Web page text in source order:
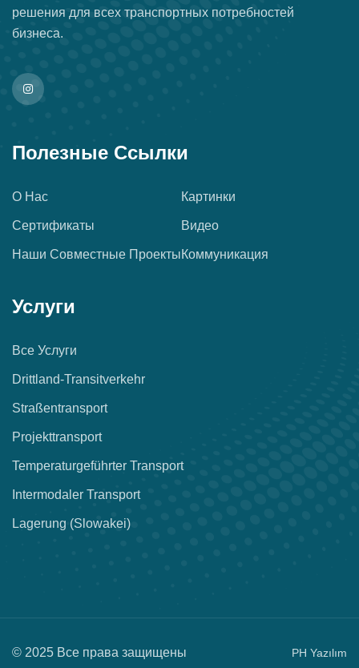
решения для всех транспортных потребностей
бизнеса.
Полезные Ссылки
О Нас
Сертификаты
Наши Совместные Проекты
Картинки
Видео
Коммуникация
Услуги
Все Услуги
Drittland-Transitverkehr
Straßentransport
Projekttransport
Temperaturgeführter Transport
Intermodaler Transport
Lagerung (Slowakei)
© 2025 Все права защищены PH Yazılım